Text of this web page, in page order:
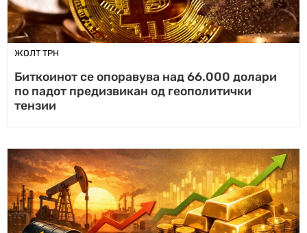
ЖОЛТ ТРН
Биткоинот се опоравува над 66.000 долари
по падот предизвикан од геополитички
тензии